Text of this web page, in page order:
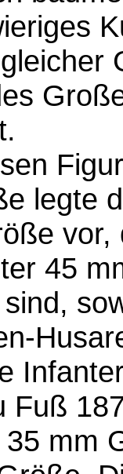
legte
45
Fuß
mm